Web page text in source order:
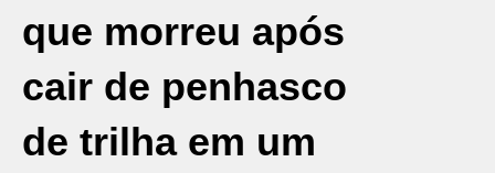
que morreu após
cair de penhasco
de trilha em um